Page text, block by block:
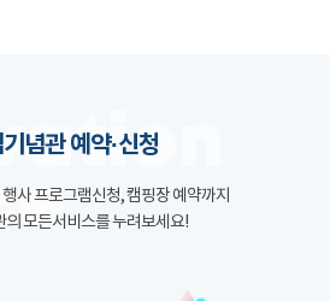
념관 예약·신청
사 프로그램신청, 캠핑장 예약까지
의 모든서비스를 누려보세요!